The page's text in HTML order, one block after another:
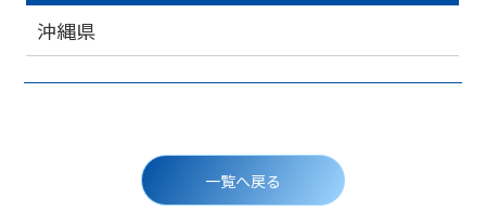
沖縄県
一覧へ戻る